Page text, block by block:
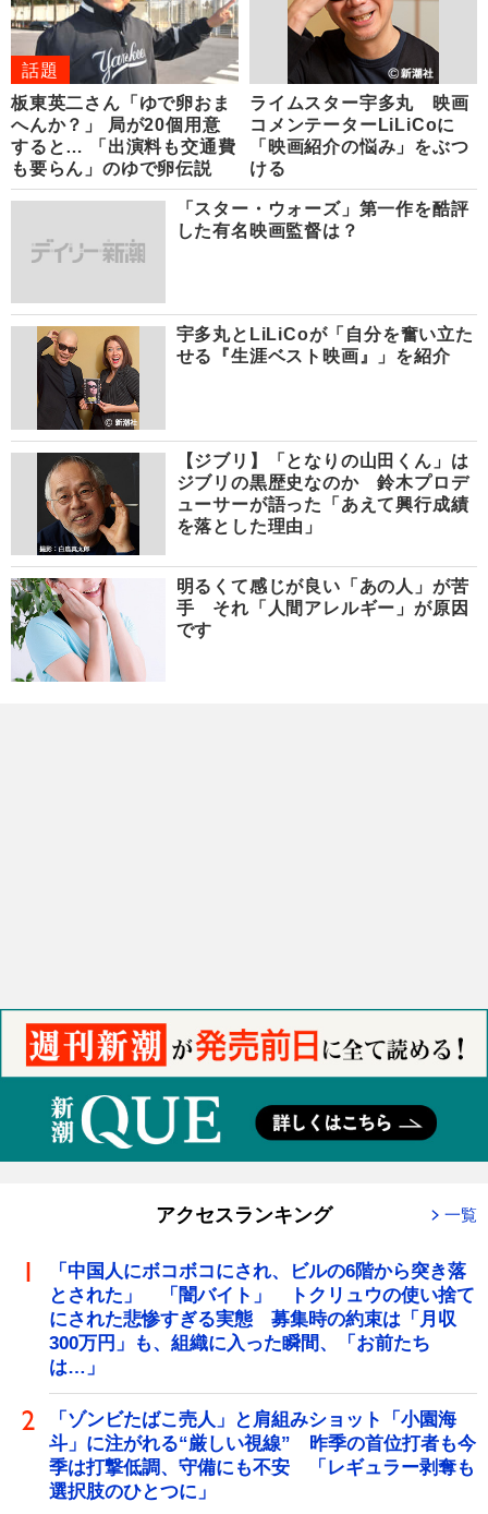
話題
板東英二さん「ゆで卵おま
へんか？」 局が20個用意
すると… 「出演料も交通費
も要らん」のゆで卵伝説
ライムスター宇多丸 映画
コメンテーターLiLiCoに
「映画紹介の悩み」をぶつ
ける
「スター・ウォーズ」第一作を酷評
した有名映画監督は？
宇多丸とLiLiCoが「自分を奮い立た
せる『生涯ベスト映画』」を紹介
【ジブリ】「となりの山田くん」は
ジブリの黒歴史なのか 鈴木プロデ
ューサーが語った「あえて興行成績
を落とした理由」
明るくて感じが良い「あの人」が苦
手 それ「人間アレルギー」が原因
です
アクセスランキング 一覧
「中国人にボコボコにされ、ビルの6階から突き落
とされた」 「闇バイト」 トクリュウの使い捨て
にされた悲惨すぎる実態 募集時の約束は「月収
300万円」も、組織に入った瞬間、「お前たち
は…」
「ゾンビたばこ売人」と肩組みショット「小園海
斗」に注がれる“厳しい視線” 昨季の首位打者も今
季は打撃低調、守備にも不安 「レギュラー剥奪も
選択肢のひとつに」